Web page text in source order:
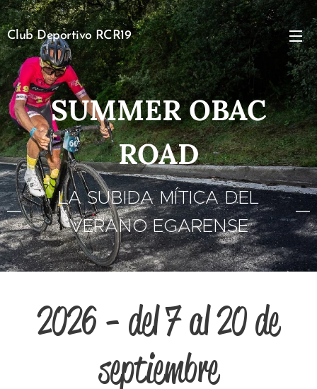
Club Deportivo RCR19
SUMMER OBAC
ROAD
LA SUBIDA MÍTICA DEL
VERANO EGARENSE
2026 - del 7 al 20 de
septiembre